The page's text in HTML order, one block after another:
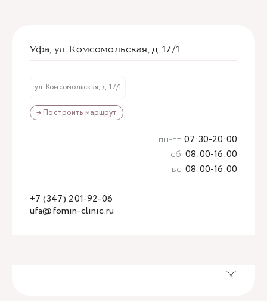
Уфа, ул. Комсомольская, д. 17/1
ул. Комсомольская, д. 17/1
→ Построить маршрут
ufa@fomin-clinic.ru
+7 (347) 201-92-06
пн-пт 07:30-20:00
сб 08:00-16:00
вс 08:00-16:00